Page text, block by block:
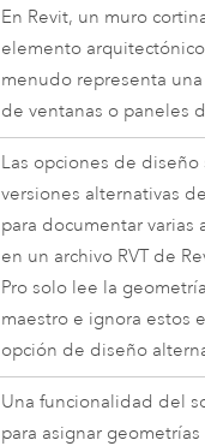
En Revit, un muro
elemento
menudo representa
de ventanas o paneles
Las opciones de diseño
versiones alternativas
para documentar varias
en un archivo RVT de
Pro solo lee la
maestro e ignora estos
opción de diseño
Una funcionalidad del
para asignar